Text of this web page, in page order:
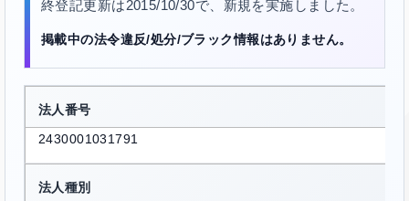
終登記更新は2015/10/30で、新規を実施しました。
掲載中の法令違反/処分/ブラック情報はありません。
法人番号
2430001031791
法人種別